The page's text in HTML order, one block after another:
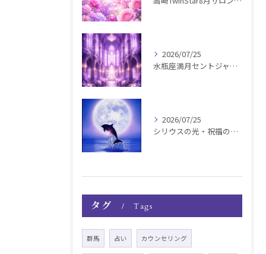
2026/07/25
水瓶座満月セントジャーメインGSVF遠隔お知らせ
2026/07/25
シリウスの光・祝福の波動チャージ遠隔お知らせ〜銀河新年〜
タグ Tags
群馬 占い カウンセリング